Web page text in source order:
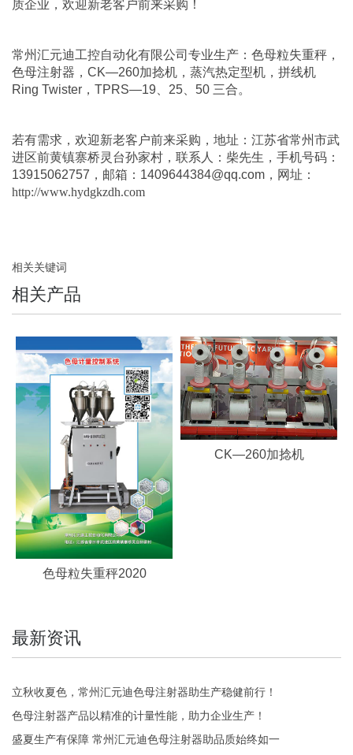
质企业，欢迎新老客户前来采购！
常州汇元迪工控自动化有限公司 专业生产： 色母粒失重秤 ，
色母注射器 ， CK—260加捻机 ， 蒸汽热定型机 ， 拼线机
Ring Twister ， TPRS—19、25、50 三合。
若有需求，欢迎新老客户前来采购，地址：江苏省常州市武
进区前黄镇寨桥灵台孙家村，联系人：柴先生，手机号码：
13915062757，邮箱：1409644384@qq.com，网址：
http://www.hydgkzdh.com
相关关键词
相关产品
色母粒失重秤2020
CK—260加捻机
最新资讯
立秋收夏色，常州汇元迪色母注射器助生产稳健前行！
色母注射器产品以精准的计量性能，助力企业生产！
盛夏生产有保障 常州汇元迪色母注射器助品质始终如一